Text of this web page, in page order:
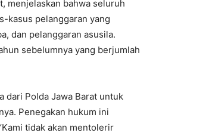
menjelaskan bahwa seluruh
kasus pelanggaran yang
dan pelanggaran asusila.
sebelumnya yang berjumlah
dari Polda Jawa Barat untuk
Penegakan hukum ini
tidak akan mentolerir